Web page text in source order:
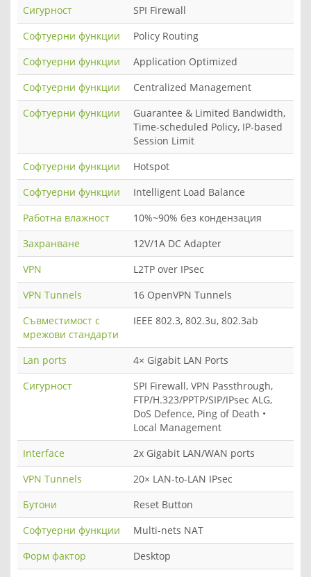
Сигурност
SPI Firewall
Софтуерни функции
Policy Routing
Софтуерни функции
Application Optimized
Софтуерни функции
Centralized Management
Софтуерни функции
Guarantee & Limited Bandwidth,
Time-scheduled Policy, IP-based
Session Limit
Софтуерни функции
Hotspot
Софтуерни функции
Intelligent Load Balance
Работна влажност
10%~90% без кондензация
Захранване
12V/1A DC Adapter
VPN
L2TP over IPsec
VPN Tunnels
16 OpenVPN Tunnels
Съвместимост с
мрежови стандарти
IEEE 802.3, 802.3u, 802.3ab
Lan ports
4× Gigabit LAN Ports
Сигурност
SPI Firewall, VPN Passthrough,
FTP/H.323/PPTP/SIP/IPsec ALG,
DoS Defence, Ping of Death •
Local Management
Interface
2x Gigabit LAN/WAN ports
VPN Tunnels
20× LAN-to-LAN IPsec
Бутони
Reset Button
Софтуерни функции
Multi-nets NAT
Форм фактор
Desktop